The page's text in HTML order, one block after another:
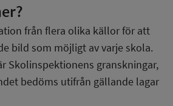
från flera olika källor för att
bild som möjligt av varje skola.
Skolinspektionens granskningar,
bedöms utifrån gällande lagar